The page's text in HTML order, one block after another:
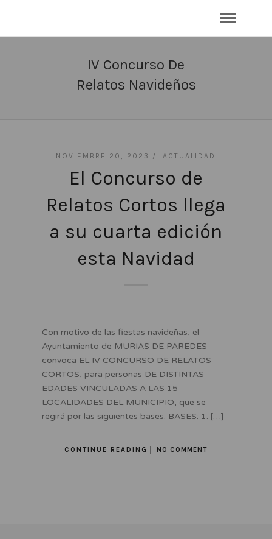
IV Concurso De
Relatos Navideños
NOVIEMBRE 20, 2023 /ACTUALIDAD
El Concurso de
Relatos Cortos llega
a su cuarta edición
esta Navidad
Con motivo de las fiestas navideñas, el
Ayuntamiento de MURIAS DE PAREDES
convoca EL IV CONCURSO DE RELATOS
CORTOS, para personas DE DISTINTAS
EDADES VINCULADAS A LAS 15
LOCALIDADES DEL MUNICIPIO, que se
regirá por las siguientes bases: BASES: 1. […]
CONTINUE READING NO COMMENT